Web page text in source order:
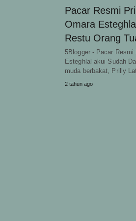
Pacar Resmi
Omara
Restu Orang
5Blogger - Pacar
Esteghlal akui Sudah
muda berbakat, Prilly
2 tahun ago